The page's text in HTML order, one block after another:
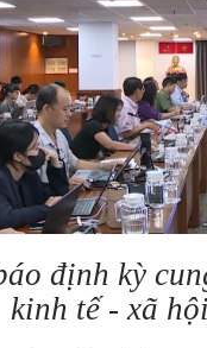
định kỳ
kinh tế - xã